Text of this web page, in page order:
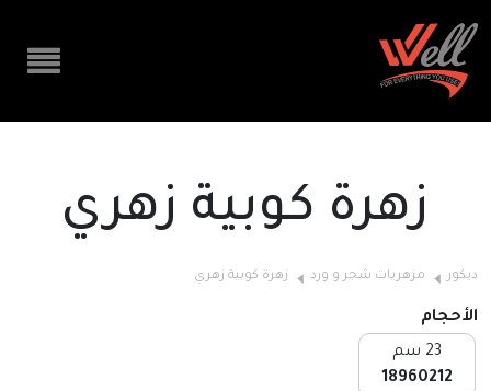
زهرة كوبية زهري
ديكور مزهريات شجر و ورد زهرة كوبية زهري
الأحجام
23 سم
18960212